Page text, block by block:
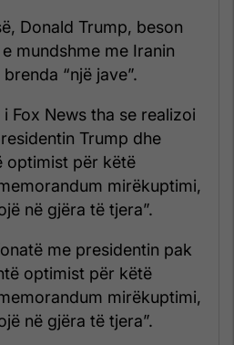
Donald Trump, beson
mundshme me Iranin
“një jave”.
Fox News tha se realizoi
Trump dhe
optimist për këtë
mirëkuptimi,
në gjëra të tjera”.
me presidentin pak
optimist për këtë
mirëkuptimi,
në gjëra të tjera”.